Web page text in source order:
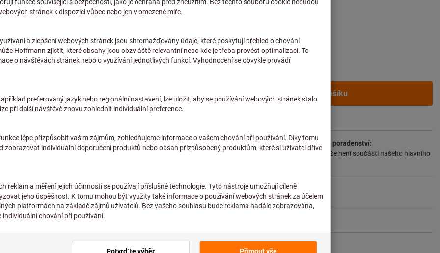
bez DPH v platné výšiplus náklady na dopravu
Individuální ceny pro firemní zákazníky popřihlášení.
Do košíku
Upozorňujeme na prodlouženou dodací lhůtu a omezené poradenství:
Tuto položku pro vás objednáváme přímo u výrobce, protože není součástí našeho hlavního
Přidat do seznamu přání Sdílet artikl